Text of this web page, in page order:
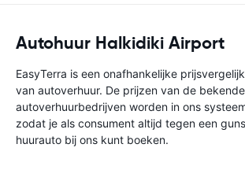
Autohuur Halkidiki Airport
EasyTerra is een onafhankelijke
van autoverhuur. De prijzen van de bekende
autoverhuurbedrijven worden in ons
zodat je als consument altijd tegen een
huurauto bij ons kunt boeken.